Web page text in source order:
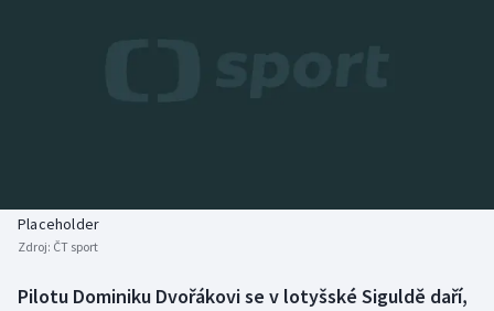
Biatlon
Aplikace ČT sport
Placeholder
Zdroj: ČT sport
Pilotu Dominiku Dvořákovi se v lotyšské Siguldě daří,